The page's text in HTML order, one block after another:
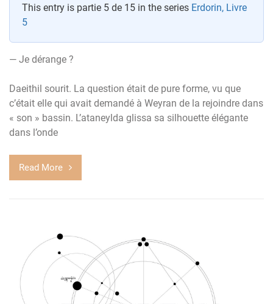
This entry is partie 5 de 15 in the series Erdorin, Livre
5
— Je dérange ?
Daeithil sourit. La question était de pure forme, vu que
c’était elle qui avait demandé à Weyran de la rejoindre dans
« son » bassin. L’ataneylda glissa sa silhouette élégante
dans l’onde
Read More